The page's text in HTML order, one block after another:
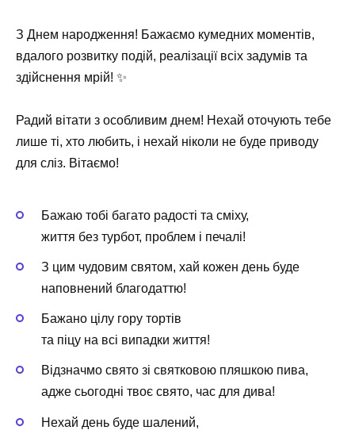
З Днем народження! Бажаємо кумедних моментів,
вдалого розвитку подій, реалізації всіх задумів та
здійснення мрій! ✨
Радий вітати з особливим днем! Нехай оточують тебе
лише ті, хто любить, і нехай ніколи не буде приводу
для сліз. Вітаємо!
Бажаю тобі багато радості та сміху,
життя без турбот, проблем і печалі!
З цим чудовим святом, хай кожен день буде
наповнений благодаттю!
Бажано цілу гору тортів
та піцу на всі випадки життя!
Відзначмо свято зі святковою пляшкою пива,
адже сьогодні твоє свято, час для дива!
Нехай день буде шалений,